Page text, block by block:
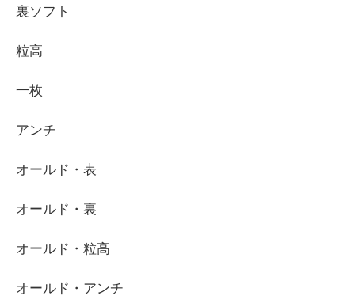
裏ソフト
粒高
一枚
アンチ
オールド・表
オールド・裏
オールド・粒高
オールド・アンチ